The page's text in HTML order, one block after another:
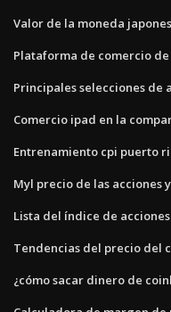
Valor de la moneda
Plataforma de comercio
Principales selecciones de
Comercio ipad en la
Entrenamiento cpi puerto
Myl precio de las acciones
Lista del índice de
Tendencias del precio del
¿cómo sacar dinero de